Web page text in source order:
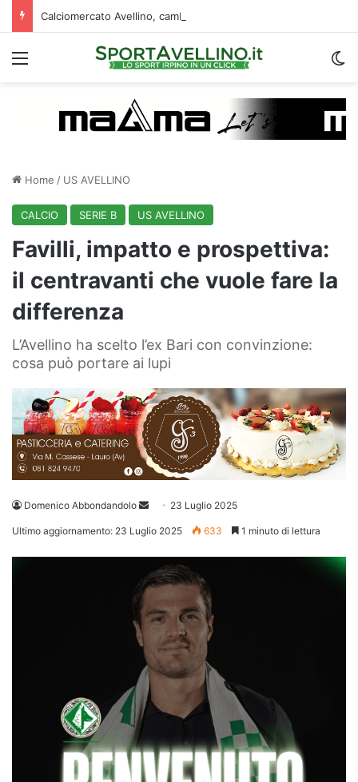
Menu
Home / US AVELLINO
CALCIO SERIE B US AVELLINO
Favilli, impatto e prospettiva:
il centravanti che vuole fare la
differenza
L’Avellino ha scelto l’ex Bari con convinzione:
cosa può portare ai lupi
Domenico Abbondandolo
Invia 23 Luglio 2025
Ultimo aggiornamento: 23 Luglio 2025 633 1 minuto di lettura